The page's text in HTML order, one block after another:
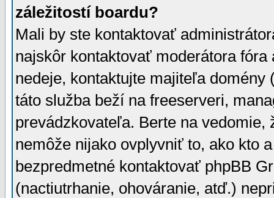
záležitostí boardu?
Mali by ste kontaktovať
najskôr kontaktovať moderátora
nedeje, kontaktujte majiteľa
táto služba beží na freeserveri,
prevádzkovateľa. Berte na
nemôže nijako ovplyvniť to, ako kto
bezpredmetné kontaktovať phpBB
(nactiutrhanie, ohováranie, atď.)